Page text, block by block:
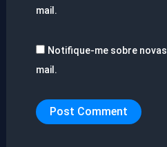
mail.
Notifique-me sobre
mail.